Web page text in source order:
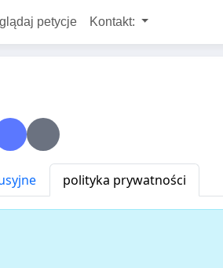
petycje Kontakt:
polityka prywatności